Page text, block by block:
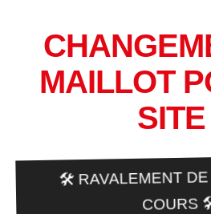
MAILLOT
🛠️ RAVALEMENT
COURS